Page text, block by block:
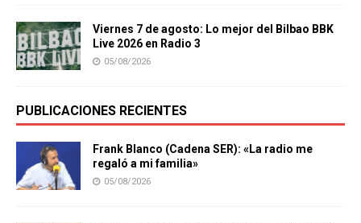
Viernes 7 de agosto: Lo mejor del Bilbao BBK
Live 2026 en Radio 3
05/08/2026
PUBLICACIONES RECIENTES
Frank Blanco (Cadena SER): «La radio me
regaló a mi familia»
05/08/2026